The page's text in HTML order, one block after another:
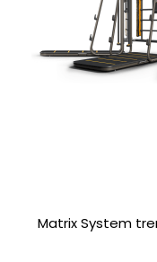
Matrix System